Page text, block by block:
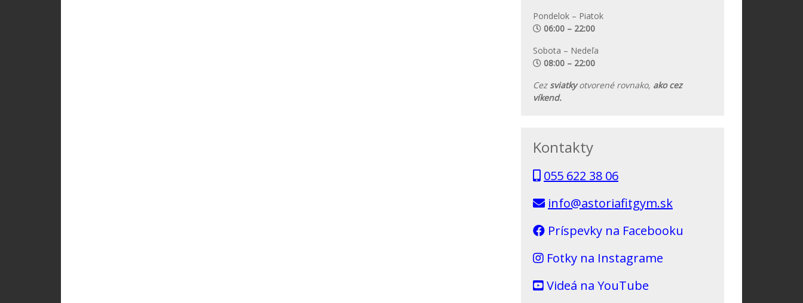
Pondelok – Piatok
06:00 – 22:00
Sobota – Nedeľa
08:00 – 22:00
Cez sviatkyotvorené rovnako, ako cez
víkend.
Kontakty
055 622 38 06
info@astoriafitgym.sk
Príspevky na Facebooku
Fotky na Instagrame
Videá na YouTube